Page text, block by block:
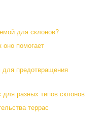
для склонов?
оно помогает
для предотвращения
разных типов склонов
террас